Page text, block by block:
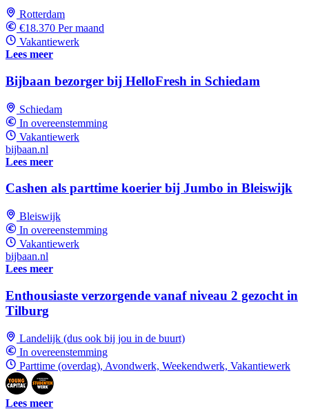
Rotterdam
€18.370 Per maand
Vakantiewerk
Lees meer
Bijbaan bezorger bij HelloFresh in Schiedam
Schiedam
In overeenstemming
Vakantiewerk
bijbaan.nl
Lees meer
Cashen als parttime koerier bij Jumbo in Bleiswijk
Bleiswijk
In overeenstemming
Vakantiewerk
bijbaan.nl
Lees meer
Enthousiaste verzorgende vanaf niveau 2 gezocht in
Tilburg
Landelijk (dus ook bij jou in de buurt)
In overeenstemming
Parttime (overdag), Avondwerk, Weekendwerk, Vakantiewerk
Lees meer